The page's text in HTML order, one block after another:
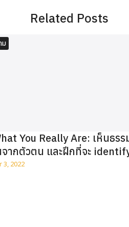
Related Posts
ม
You Really Are: เห็นธร
ากตัวตน และฝึกที่จะ
3, 2022